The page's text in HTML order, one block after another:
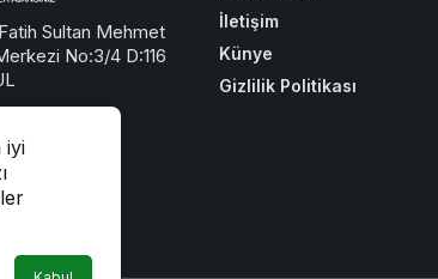
iyi
Sultan Mehmet
No:3/4 D:116
İletişim
Künye
Gizlilik Politikası